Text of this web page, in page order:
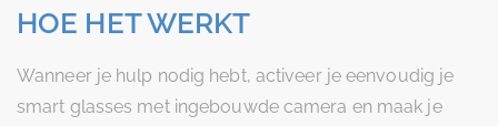
HOE HET WERKT
Wanneer je hulp nodig hebt, activeer je eenvoudig je
smart glasses met ingebouwde camera en maak je